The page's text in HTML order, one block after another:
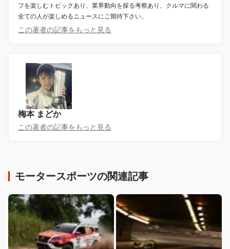
フを楽しむトピックあり、業界動向を探る考察あり、クルマに関わる
全ての人が楽しめるニュースにご期待下さい。
この著者の記事をもっと見る
梅本 まどか
この著者の記事をもっと見る
モータースポーツの関連記事